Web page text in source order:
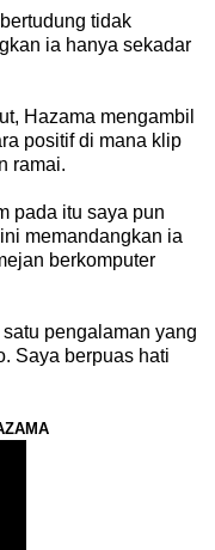
tidak
ia hanya sekadar
Hazama mengambil
positif di mana klip
ramai.
pada itu saya pun
memandangkan ia
berkomputer
pengalaman yang
Saya berpuas hati